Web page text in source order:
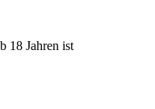
18 Jahren ist